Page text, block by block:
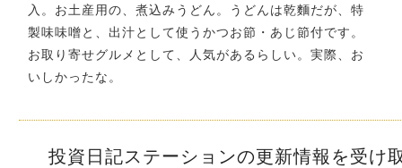
入。お土産用の、煮込みうどん。うどんは乾麵だが、特
製味味噌と、出汁として使うかつお節・あじ節付です。
お取り寄せグルメとして、人気があるらしい。実際、お
いしかったな。
投資日記ステーションの更新情報を受け